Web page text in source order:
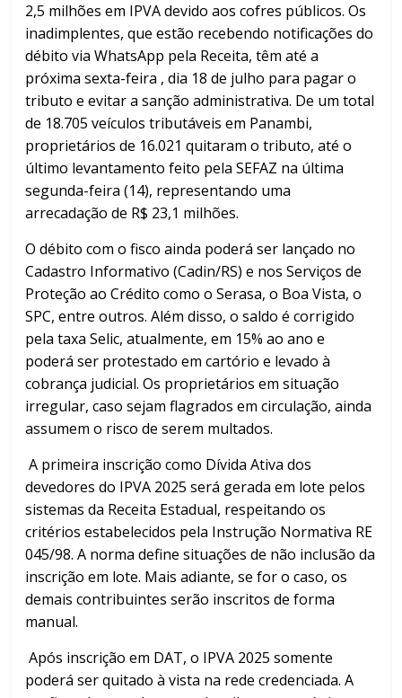
2,5 milhões em IPVA devido aos cofres públicos. Os
inadimplentes, que estão recebendo notificações do
débito via WhatsApp pela Receita, têm até a
próxima sexta-feira , dia 18 de julho para pagar o
tributo e evitar a sanção administrativa. De um total
de 18.705 veículos tributáveis em Panambi,
proprietários de 16.021 quitaram o tributo, até o
último levantamento feito pela SEFAZ na última
segunda-feira (14), representando uma
arrecadação de R$ 23,1 milhões.
O débito com o fisco ainda poderá ser lançado no
Cadastro Informativo (Cadin/RS) e nos Serviços de
Proteção ao Crédito como o Serasa, o Boa Vista, o
SPC, entre outros. Além disso, o saldo é corrigido
pela taxa Selic, atualmente, em 15% ao ano e
poderá ser protestado em cartório e levado à
cobrança judicial. Os proprietários em situação
irregular, caso sejam flagrados em circulação, ainda
assumem o risco de serem multados.
A primeira inscrição como Dívida Ativa dos
devedores do IPVA 2025 será gerada em lote pelos
sistemas da Receita Estadual, respeitando os
critérios estabelecidos pela Instrução Normativa RE
045/98. A norma define situações de não inclusão da
inscrição em lote. Mais adiante, se for o caso, os
demais contribuintes serão inscritos de forma
manual.
Após inscrição em DAT, o IPVA 2025 somente
poderá ser quitado à vista na rede credenciada. A